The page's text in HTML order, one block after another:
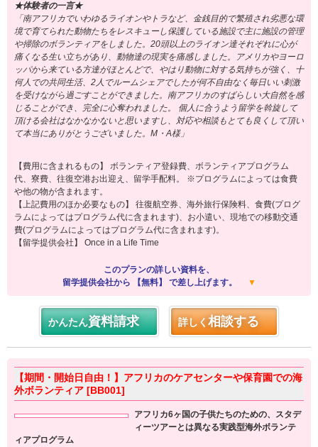
★体験者の一言★
「南アフリカでいわゆるライオンやトラなど、金銭目的で繁殖され劣悪な環
境で育てられた動物たちをレスキューし保護している施設で主に施設の管理
や掃除のボランティアをしました。20頭以上のライオン達それぞれに心が
痛くなる生い立ちがあり、動物達の現実を痛感しました。アメリカやヨーロ
ッパから来ている方達がほとんどで、やはり動物に対する気持ちが強く、十
何人での共同生活、2人でルームシェアでしたが何不自由なく毎日いい刺激
を受けながら過ごすことができました。南アフリカのすばらしい大自然を感
じることができ、完全に心奪われました。 個人に合うよう留学を斡旋して
頂ける会社はなかなかないと思いますし、対応や相談もとても良くして頂い
て本当にありがとうございました。M・A様」
【費用に含まれるもの】 ボランティア登録費、ボランティアプログラム
代、寮費、往復空港お出迎え、留学手配料。 ※プログラムによっては食費
や他の物が含まれます。
【上記費用のほか必要なもの】 往復航空券、海外旅行保険料、食費(プログ
ラムによってはプログラム代に含まれます)、お小遣い、現地での移動交通
費(プログラムによってはプログラム代に含まれます)。
【留学提供会社】 Once in a Life Time
このプランの詳しい資料を、
留学提供会社から 【無料】 で差し上げます。
▼
かんたん資料請求 詳しく相談する
【期間・開始日自由！】アフリカのケアセンターや保育園での海
外ボランティア [BB001]
アフリカ6ヶ国の子供たちのための、スタデ
ィーツアーとは異なる実践型海外ボランテ
ィアプログラム